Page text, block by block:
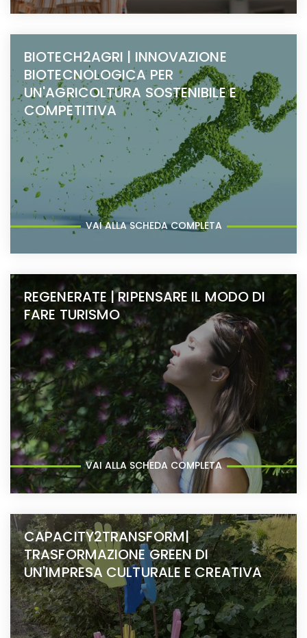
BIOTECH2AGRI | INNOVAZIONE
BIOTECNOLOGICA PER
UN'AGRICOLTURA SOSTENIBILE E
COMPETITIVA
VAI ALLA SCHEDA COMPLETA
REGENERATE | RIPENSARE IL MODO DI
FARE TURISMO
VAI ALLA SCHEDA COMPLETA
CAPACITY2TRANSFORM|
TRASFORMAZIONE GREEN DI
UN'IMPRESA CULTURALE E CREATIVA